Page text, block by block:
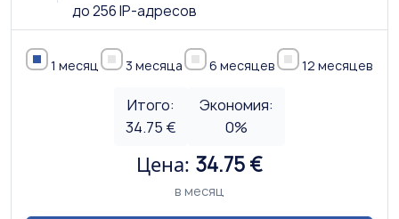
до 256 IP-адресов
1 месяц 3 месяца 6 месяцев 12 месяцев
Итого:
34.75 €
Экономия:
0%
Цена: 34.75 €
в месяц